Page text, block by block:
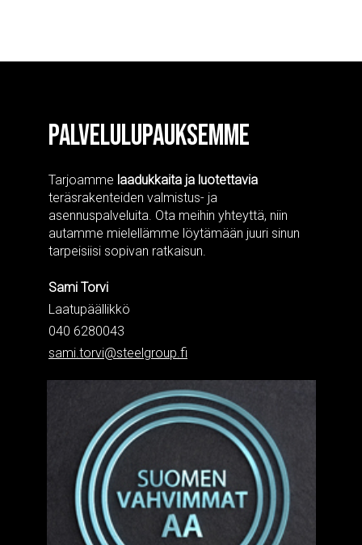
PALVELULUPAUKSEMME
Tarjoamme laadukkaita ja luotettavia
teräsrakenteiden valmistus- ja
asennuspalveluita. Ota meihin yhteyttä, niin
autamme mielellämme löytämään juuri sinun
tarpeisiisi sopivan ratkaisun.
Sami Torvi
Laatupäällikkö
040 6280043
sami.torvi@steelgroup.fi